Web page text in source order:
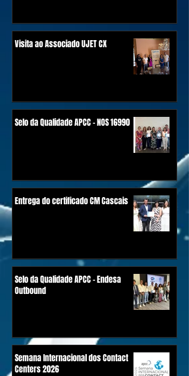
Visita ao Associado UJET CX
Selo da Qualidade APCC - NOS 16990
Entrega do certificado CM Cascais
Selo da Qualidade APCC - Endesa
Outbound
Semana Internacional dos Contact
Centers 2026